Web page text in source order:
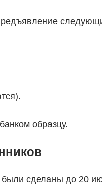
образцу.
были сделаны до 20